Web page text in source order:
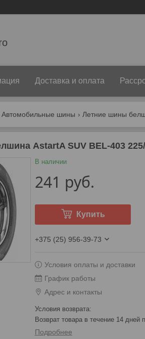
Доставка и оплата
Автомобильные шины
AstartA SUV BEL-403 225/
В наличии
241 руб.
Купить
+375 (25) 956-39-73
Условия оплаты и доставки
График работы
Адрес и контакты
возврат товара в течение 14 дней
Подробнее